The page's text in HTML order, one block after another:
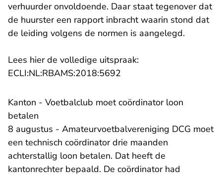
verhuurder onvoldoende. Daar staat tegenover dat
de huurster een rapport inbracht waarin stond dat
de leiding volgens de normen is aangelegd.
Lees hier de volledige uitspraak:
ECLI:NL:RBAMS:2018:5692
Kanton - Voetbalclub moet coördinator loon
betalen
8 augustus - Amateurvoetbalvereniging DCG moet
een technisch coördinator drie maanden
achterstallig loon betalen. Dat heeft de
kantonrechter bepaald. De coördinator had